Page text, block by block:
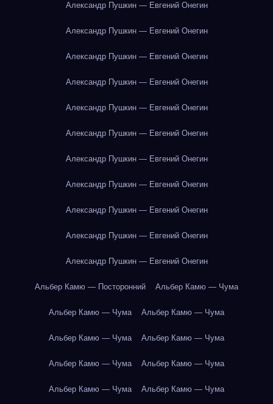
Александр Пушкин — Евгений Онегин
Александр Пушкин — Евгений Онегин
Александр Пушкин — Евгений Онегин
Александр Пушкин — Евгений Онегин
Александр Пушкин — Евгений Онегин
Александр Пушкин — Евгений Онегин
Александр Пушкин — Евгений Онегин
Александр Пушкин — Евгений Онегин
Александр Пушкин — Евгений Онегин
Александр Пушкин — Евгений Онегин
Александр Пушкин — Евгений Онегин
Альбер Камю — Посторонний Альбер Камю — Чума
Альбер Камю — Чума Альбер Камю — Чума
Альбер Камю — Чума Альбер Камю — Чума
Альбер Камю — Чума Альбер Камю — Чума
Альбер Камю — Чума Альбер Камю — Чума